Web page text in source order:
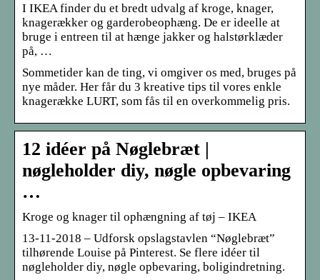
I IKEA finder du et bredt udvalg af kroge, knager,
knagerækker og garderobeophæng. De er ideelle at
bruge i entreen til at hænge jakker og halstørklæder
på, …
Sommetider kan de ting, vi omgiver os med, bruges på
nye måder. Her får du 3 kreative tips til vores enkle
knagerække LURT, som fås til en overkommelig pris.
12 idéer på Nøglebræt |
nøgleholder diy, nøgle opbevaring
…
Kroge og knager til ophængning af tøj – IKEA
13-11-2018 – Udforsk opslagstavlen “Nøglebræt”
tilhørende Louise på Pinterest. Se flere idéer til
nøgleholder diy, nøgle opbevaring, boligindretning.